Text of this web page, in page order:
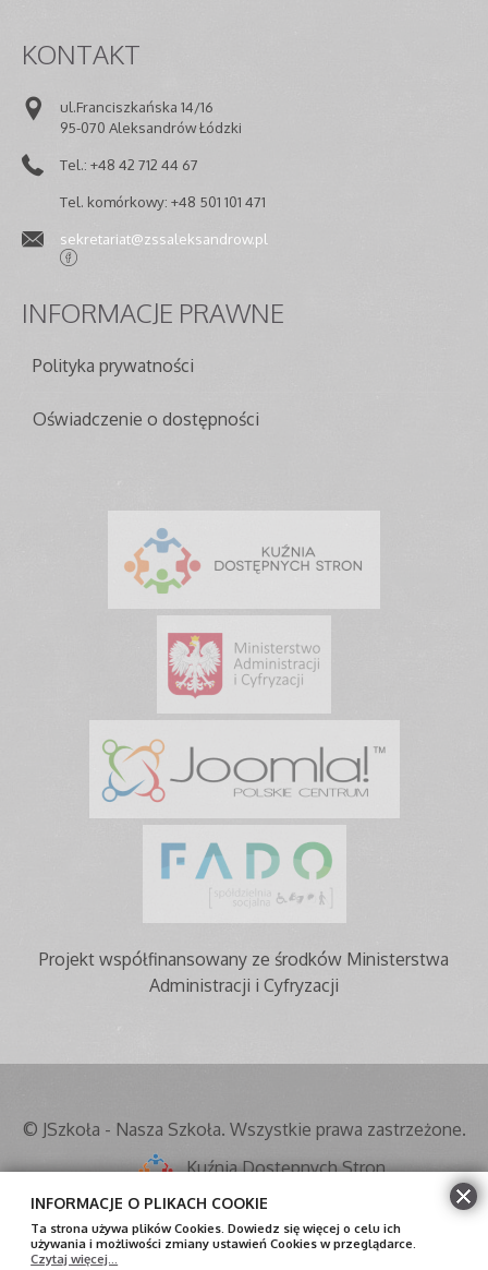
KONTAKT
ul.Franciszkańska 14/16
95-070 Aleksandrów Łódzki
Tel.: +48 42 712 44 67
Tel. komórkowy: +48 501 101 471
sekretariat@zssaleksandrow.pl
INFORMACJE PRAWNE
Polityka prywatności
Oświadczenie o dostępności
Projekt współfinansowany ze środków Ministerstwa
Administracji i Cyfryzacji
© JSzkoła - Nasza Szkoła. Wszystkie prawa zastrzeżone.
Kuźnia Dostępnych Stron
Mapa strony
INFORMACJE O PLIKACH COOKIE
Ta strona używa plików Cookies. Dowiedz się więcej o celu ich
używania i możliwości zmiany ustawień Cookies w przeglądarce.
Czytaj więcej...